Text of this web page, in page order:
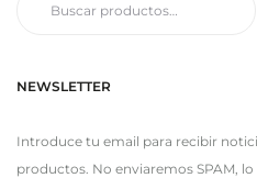
NEWSLETTER
Introduce tu email para recibir
productos. No enviaremos SPAM,